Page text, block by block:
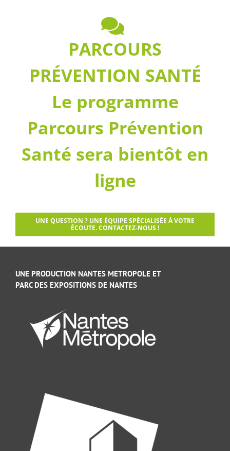
PARCOURS
PRÉVENTION SANTÉ
Le programme
Parcours Prévention
Santé sera bientôt en
ligne
UNE QUESTION ? UNE ÉQUIPE SPÉCIALISÉE À VOTRE
ÉCOUTE. CONTACTEZ-NOUS !
UNE PRODUCTION NANTES METROPOLE ET
PARC DES EXPOSITIONS DE NANTES